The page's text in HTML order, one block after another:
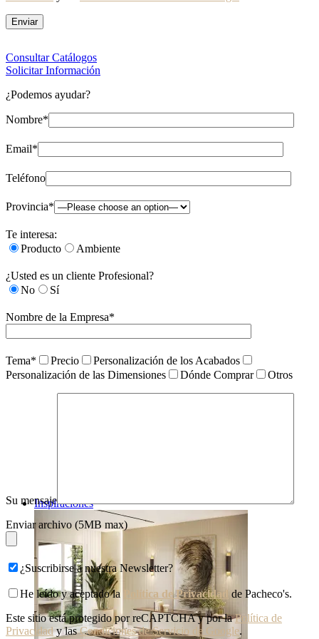
Inspiraciones
Consultar Catálogos
Solicitar Información
¿Podemos ayudar?
Nombre*
Email*
Teléfono
Provincia*
Te interesa:
Producto
Ambiente
¿Usted es un cliente Profesional?
No
Sí
Nombre de la Empresa*
Tema* Precio
Personalización de los Acabados
Personalización de las Dimensiones
Dónde Comprar Otros
Su mensaje
Enviar archivo (5MB max)
¿Suscribirse a nuestra Newsletter?
He leído y aceptado la Política de Privacidad de Pacheco's.
Este sitio está protegido por reCAPTCHA y por laPolítica de
Privacidady lasCondiciones de Servicio de Google.